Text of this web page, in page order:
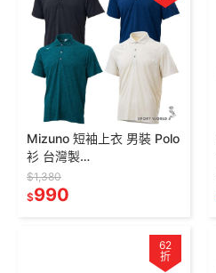
Mizuno 短袖上衣 男裝 Polo
衫 台灣製
32TAD01209/32TAD0121
1/32TAD01233/02
$1,380
$990
62
折